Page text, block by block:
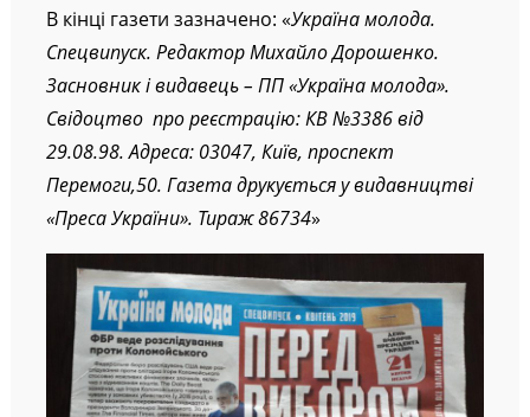
В кінці газети зазначено: «Україна молода.
Спецвипуск. Редактор Михайло Дорошенко.
Засновник і видавець – ПП «Україна молода».
Свідоцтво про реєстрацію: КВ №3386 від
29.08.98. Адреса: 03047, Київ, проспект
Перемоги,50. Газета друкується у видавництві
«Преса України». Тираж 86734»